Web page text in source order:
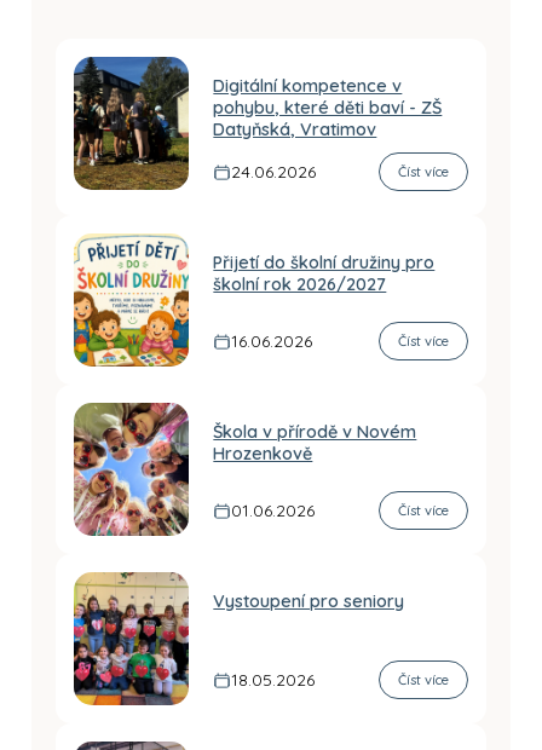
Digitální kompetence v
pohybu, které děti baví - ZŠ
Datyňská, Vratimov
24.06.2026
Číst více
Přijetí do školní družiny pro
školní rok 2026/2027
16.06.2026 Číst více
Škola v přírodě v Novém
Hrozenkově
01.06.2026 Číst více
Vystoupení pro seniory
18.05.2026 Číst více